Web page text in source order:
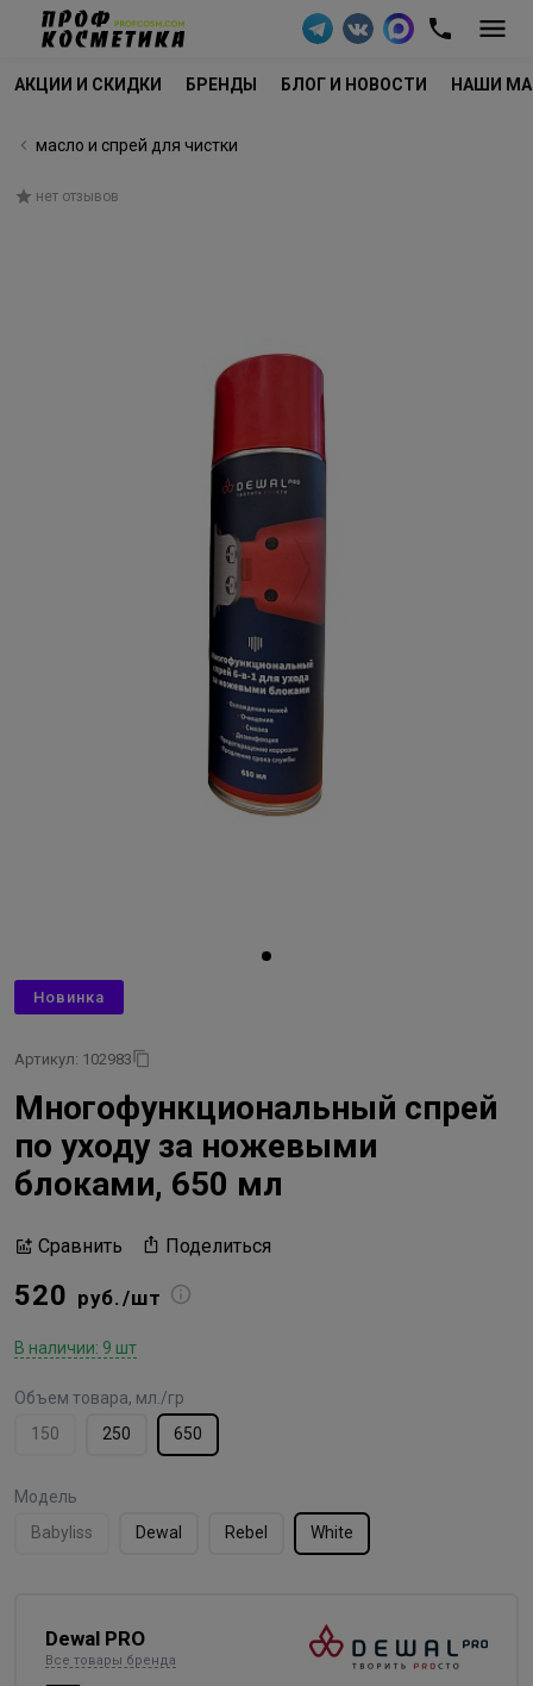
АКЦИИ И СКИДКИ БРЕНДЫ БЛОГ И НОВОСТИ НАШИ
масло и спрей для чистки
нет отзывов
Новинка
Артикул: 102983
Многофункциональный спрей
по уходу за ножевыми
блоками, 650 мл
Сравнить Поделиться
520 руб./шт
В наличии: 9 шт
Объем товара, мл./гр
150
250 650
Модель
Babyliss
Dewal Rebel White
Dewal PRO
Все товары бренда